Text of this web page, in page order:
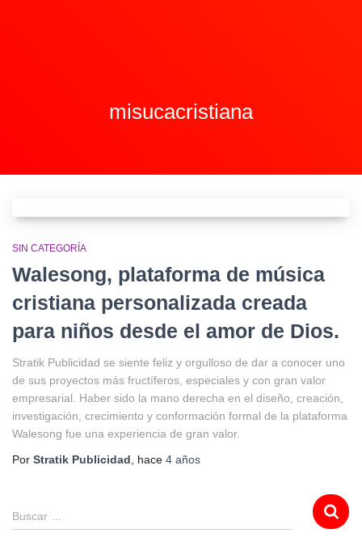
misucacristiana
SIN CATEGORÍA
Walesong, plataforma de música
cristiana personalizada creada
para niños desde el amor de Dios.
Stratik Publicidad se siente feliz y orgulloso de dar a conocer uno
de sus proyectos más fructíferos, especiales y con gran valor
empresarial. Haber sido la mano derecha en el diseño, creación,
investigación, crecimiento y conformación formal de la plataforma
Walesong fue una experiencia de gran valor.
Por Stratik Publicidad , hace 4 años
Buscar …